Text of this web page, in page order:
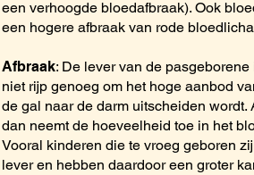
een verhoogde bloedafbraak). Ook
een hogere afbraak van rode
Afbraak: De lever van de
niet rijp genoeg om het hoge aanbod
de gal naar de darm uitscheiden
dan neemt de hoeveelheid toe in het
Vooral kinderen die te vroeg geboren
lever en hebben daardoor een groter